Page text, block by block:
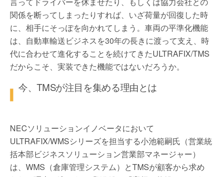
関係を断ってしまったりすれば、いざ荷量が回復した時
に、相手にそっぽを向かれてしまう。車両の平準化機能
は、自動車輸送ビジネスを30年の長きに渡って支え、時
代に合わせて進化することを続けてきたULTRAFIX/TMS
だからこそ、実装できた機能ではないだろうか。
今、TMSが注目を集める理由とは
NECソリューションイノベータにおいて
ULTRAFIX/WMSシリーズを担当する小池範嗣氏（営業統
括本部ビジネスソリューション営業部マネージャー）
は、WMS（倉庫管理システム）とTMSが顧客から求め